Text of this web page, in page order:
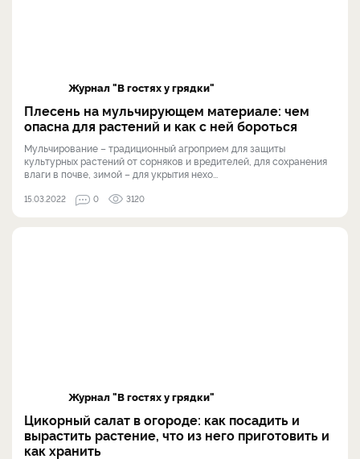
Журнал "В гостях у грядки"
Плесень на мульчирующем материале: чем
опасна для растений и как с ней бороться
Мульчирование – традиционный агроприем для защиты
культурных растений от сорняков и вредителей, для сохранения
влаги в почве, зимой – для укрытия нехо...
15.03.2022 0 3120
Журнал "В гостях у грядки"
Цикорный салат в огороде: как посадить и
вырастить растение, что из него приготовить и
как хранить